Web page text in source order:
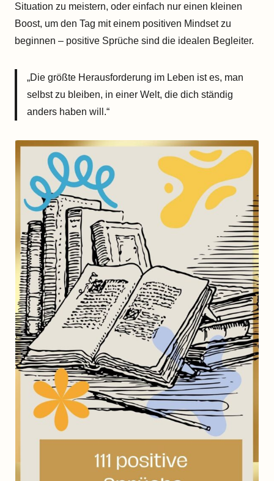
Situation zu meistern, oder einfach nur einen kleinen
Boost, um den Tag mit einem positiven Mindset zu
beginnen – positive Sprüche sind die idealen Begleiter.
„Die größte Herausforderung im Leben ist es, man
selbst zu bleiben, in einer Welt, die dich ständig
anders haben will.“